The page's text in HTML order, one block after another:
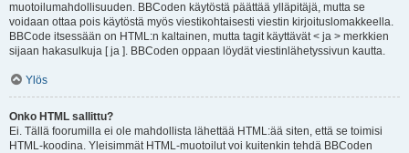
muotoilumahdollisuuden. BBCoden käytöstä päättää ylläpitäjä, mutta se
voidaan ottaa pois käytöstä myös viestikohtaisesti viestin kirjoituslomakkeella.
BBCode itsessään on HTML:n kaltainen, mutta tagit käyttävät < ja > merkkien
sijaan hakasulkuja [ ja ]. BBCoden oppaan löydät viestinlähetyssivun kautta.
Ylös
Onko HTML sallittu?
Ei. Tällä foorumilla ei ole mahdollista lähettää HTML:ää siten, että se toimisi
HTML-koodina. Yleisimmät HTML-muotoilut voi kuitenkin tehdä BBCoden